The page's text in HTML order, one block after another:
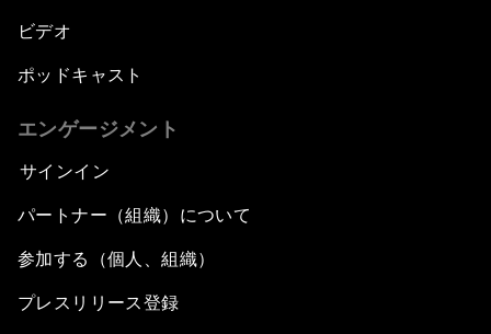
ビデオ
ポッドキャスト
エンゲージメント
サインイン
パートナー（組織）について
参加する（個人、組織）
プレスリリース登録